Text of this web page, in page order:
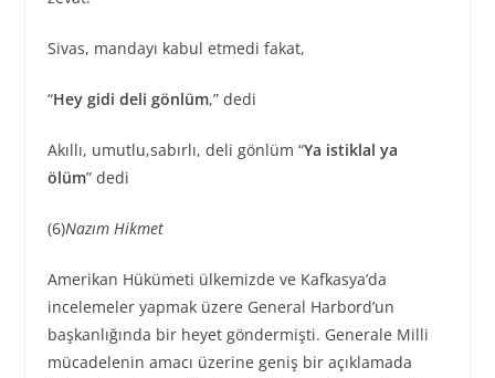
Sivas, mandayı kabul etmedi fakat,
“Hey gidi deli gönlüm,” dedi
Akıllı, umutlu,sabırlı, deli gönlüm “Ya istiklal ya
ölüm” dedi
(6)Nazım Hikmet
Amerikan Hükümeti ülkemizde ve Kafkasya’da
incelemeler yapmak üzere General Harbord’un
başkanlığında bir heyet göndermişti. Generale Milli
mücadelenin amacı üzerine geniş bir açıklamada